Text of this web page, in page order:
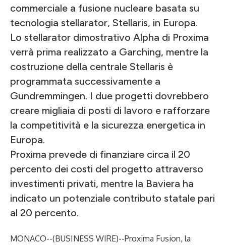
commerciale a fusione nucleare basata su
tecnologia stellarator, Stellaris, in Europa.
Lo stellarator dimostrativo Alpha di Proxima
verrà prima realizzato a Garching, mentre la
costruzione della centrale Stellaris è
programmata successivamente a
Gundremmingen. I due progetti dovrebbero
creare migliaia di posti di lavoro e rafforzare
la competitività e la sicurezza energetica in
Europa.
Proxima prevede di finanziare circa il 20
percento dei costi del progetto attraverso
investimenti privati, mentre la Baviera ha
indicato un potenziale contributo statale pari
al 20 percento.
MONACO--(BUSINESS WIRE)--Proxima Fusion, la